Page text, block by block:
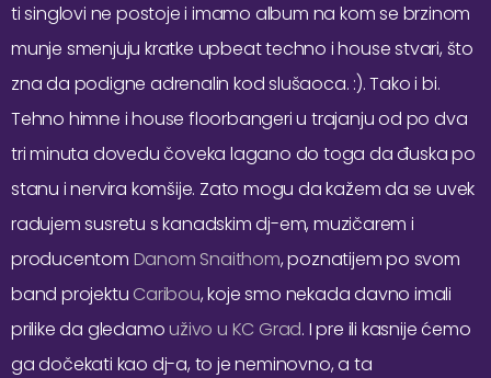
ti singlovi ne postoje i imamo album na kom se brzinom
munje smenjuju kratke upbeat techno i house stvari, što
zna da podigne adrenalin kod slušaoca. :). Tako i bi.
Tehno himne i house floorbangeri u trajanju od po dva
tri minuta dovedu čoveka lagano do toga da đuska po
stanu i nervira komšije. Zato mogu da kažem da se uvek
radujem susretu s kanadskim dj-em, muzičarem i
producentom Danom Snaithom, poznatijem po svom
band projektu Caribou, koje smo nekada davno imali
prilike da gledamouživo u KC Grad. I pre ili kasnije ćemo
ga dočekati kao dj-a, to je neminovno, a ta